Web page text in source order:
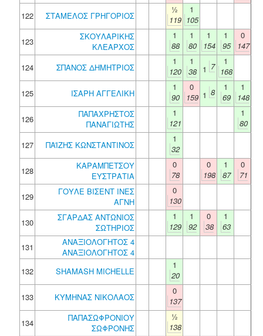
122
ΣΤΑΜΕΛΟΣ ΓΡΗΓΟΡΙΟΣ
½
119
1
105
123
ΣΚΟΥΛΑΡΙΚΗΣ
ΚΛΕΑΡΧΟΣ
1
88
1
80
1
154
1
95
0
147
124
ΣΠΑΝΟΣ ΔΗΜΗΤΡΙΟΣ
1
120
1
38
1 7
1
168
125
ΙΣΑΡΗ ΑΓΓΕΛΙΚΗ
1
90
0
159 1 8
1
69
1
148
126
ΠΑΠΑΧΡΗΣΤΟΣ
ΠΑΝΑΓΙΩΤΗΣ
1
121
1
80
127
ΠΑΪΖΗΣ ΚΩΝΣΤΑΝΤΙΝΟΣ
1
32
128
ΚΑΡΑΜΠΕΤΣΟΥ
ΕΥΣΤΡΑΤΙΑ
0
78
0
198
1
87
0
71
129
ΓΟΥΛΕ ΒΙΣΕΝΤ ΙΝΕΣ
ΑΓΝΗ
0
130
130
ΣΓΑΡΔΑΣ ΑΝΤΩΝΙΟΣ
ΣΩΤΗΡΙΟΣ
1
129
1
92
0
38
1
63
131
ΑΝΑΞΙΟΛΟΓΗΤΟΣ 4
ΑΝΑΞΙΟΛΟΓΗΤΟΣ 4
132
SHAMASH MICHELLE
1
20
133
ΚΥΜΗΝΑΣ ΝΙΚΟΛΑΟΣ
0
137
134
ΠΑΠΑΣΩΦΡΟΝΙΟΥ
ΣΩΦΡΟΝΗΣ
½
138